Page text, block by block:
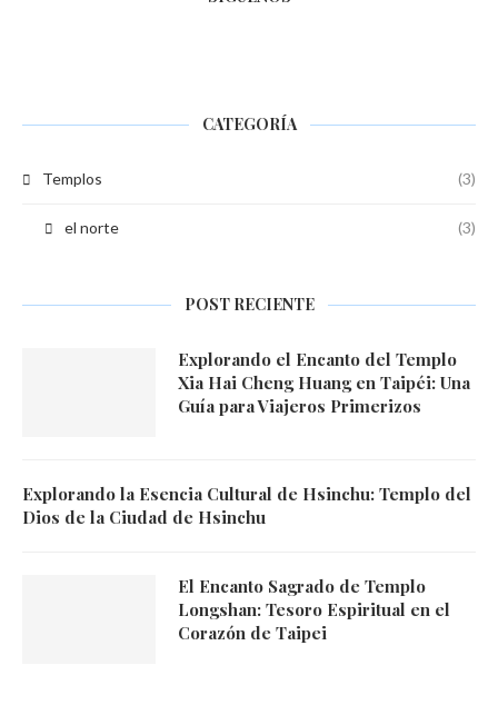
CATEGORÍA
Templos (3)
el norte (3)
POST RECIENTE
Explorando el Encanto del Templo
Xia Hai Cheng Huang en Taipéi: Una
Guía para Viajeros Primerizos
Explorando la Esencia Cultural de Hsinchu: Templo del
Dios de la Ciudad de Hsinchu
El Encanto Sagrado de Templo
Longshan: Tesoro Espiritual en el
Corazón de Taipei